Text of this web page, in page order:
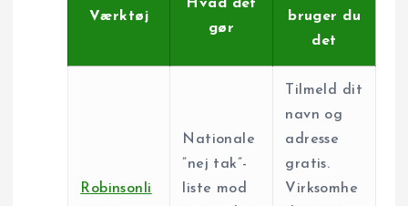
Værktøj
Hvad det
gør
bruger du
det
Robinsonli
Nationale
”nej tak”-
liste mod
Tilmeld dit
navn og
adresse
gratis.
Virksomhe